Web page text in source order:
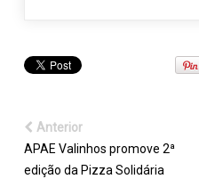
Anterior
APAE Valinhos promove 2ª
edição da Pizza Solidária